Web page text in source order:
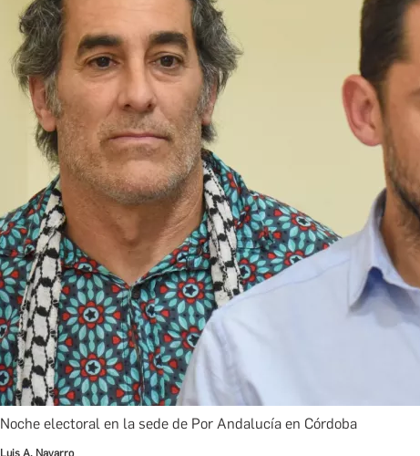
Noche electoral en la sede de Por Andalucía en Córdoba
Luis A. Navarro